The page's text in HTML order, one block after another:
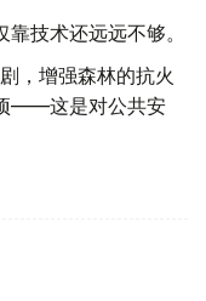
技术还远远不够。
，增强森林的抗火
——这是对公共安